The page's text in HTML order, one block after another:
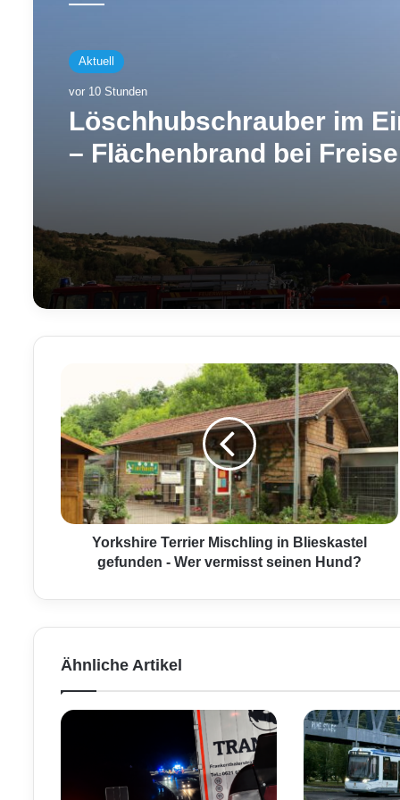
Aktuell
vor 10 Stunden
Löschhubschrauber im
– Flächenbrand bei
r
k
h
i
e
r
r
M
i
s
Yorkshire Terrier Mischling in Blieskastel
gefunden - Wer vermisst seinen Hund?
Ähnliche Artikel